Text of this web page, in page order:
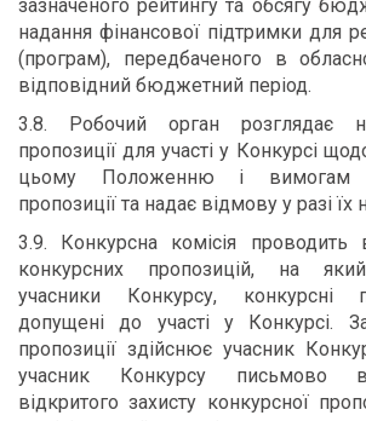
зазначеного рейтингу та обсягу
надання фінансової підтримки для
(програм), передбаченого в
відповідний бюджетний період.
3.8. Робочий орган розглядає
пропозиції для участі у Конкурсі
цьому Положенню і вимогам
пропозиції та надає відмову у разі їх
3.9. Конкурсна комісія проводить
конкурсних пропозицій, на
учасники Конкурсу, конкурсні
допущені до участі у Конкурсі.
пропозиції здійснює учасник
учасник Конкурсу письмово
відкритого захисту конкурсної